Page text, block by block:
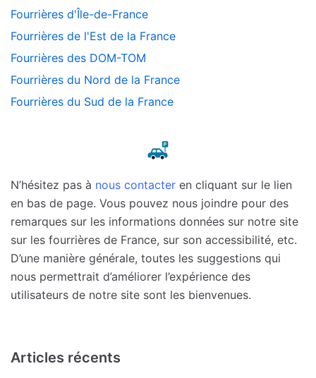
Fourrières d'Île-de-France
Fourrières de l'Est de la France
Fourrières des DOM-TOM
Fourrières du Nord de la France
Fourrières du Sud de la France
N’hésitez pas à nous contacter en cliquant sur le lien
en bas de page. Vous pouvez nous joindre pour des
remarques sur les informations données sur notre site
sur les fourrières de France, sur son accessibilité, etc.
D’une manière générale, toutes les suggestions qui
nous permettrait d’améliorer l’expérience des
utilisateurs de notre site sont les bienvenues.
Articles récents